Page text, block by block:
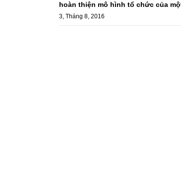
hoàn thiện mô hình tổ chức của
3, Tháng 8, 2016